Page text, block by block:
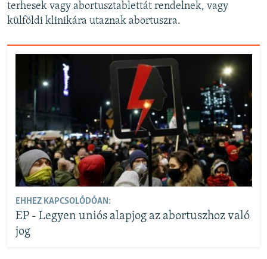
terhesek vagy abortusztablettát rendelnek, vagy
külföldi klinikára utaznak abortuszra.
EHHEZ KAPCSOLÓDÓAN:
EP - Legyen uniós alapjog az abortuszhoz való
jog